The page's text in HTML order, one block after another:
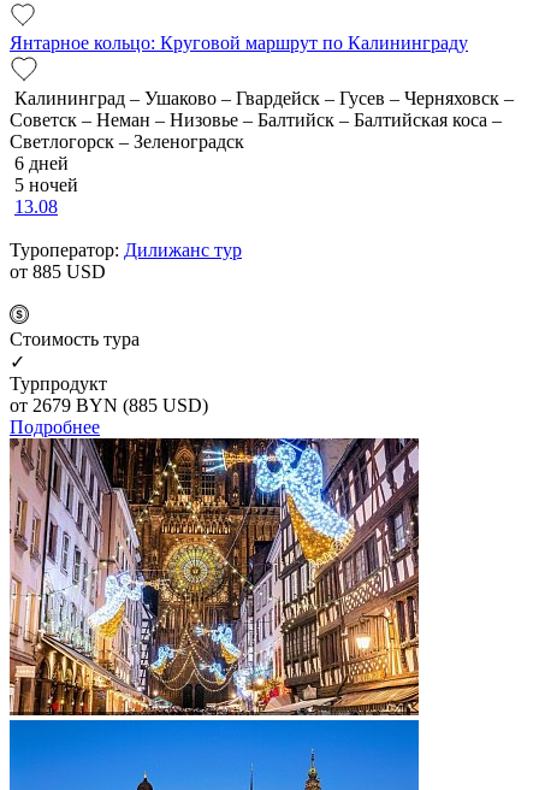
Янтарное кольцо: Круговой маршрут по Калининграду
Калининград – Ушаково – Гвардейск – Гусев – Черняховск –
Советск – Неман – Низовье – Балтийск – Балтийская коса –
Светлогорск – Зеленоградск
6 дней
5 ночей
13.08
Туроператор: Дилижанс тур
от 885 USD
Cтоимость тура
✓
Турпродукт
от 2679 BYN (885 USD)
Подробнее